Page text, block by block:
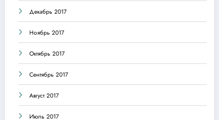
Декабрь 2017
Ноябрь 2017
Октябрь 2017
Сентябрь 2017
Август 2017
Июль 2017